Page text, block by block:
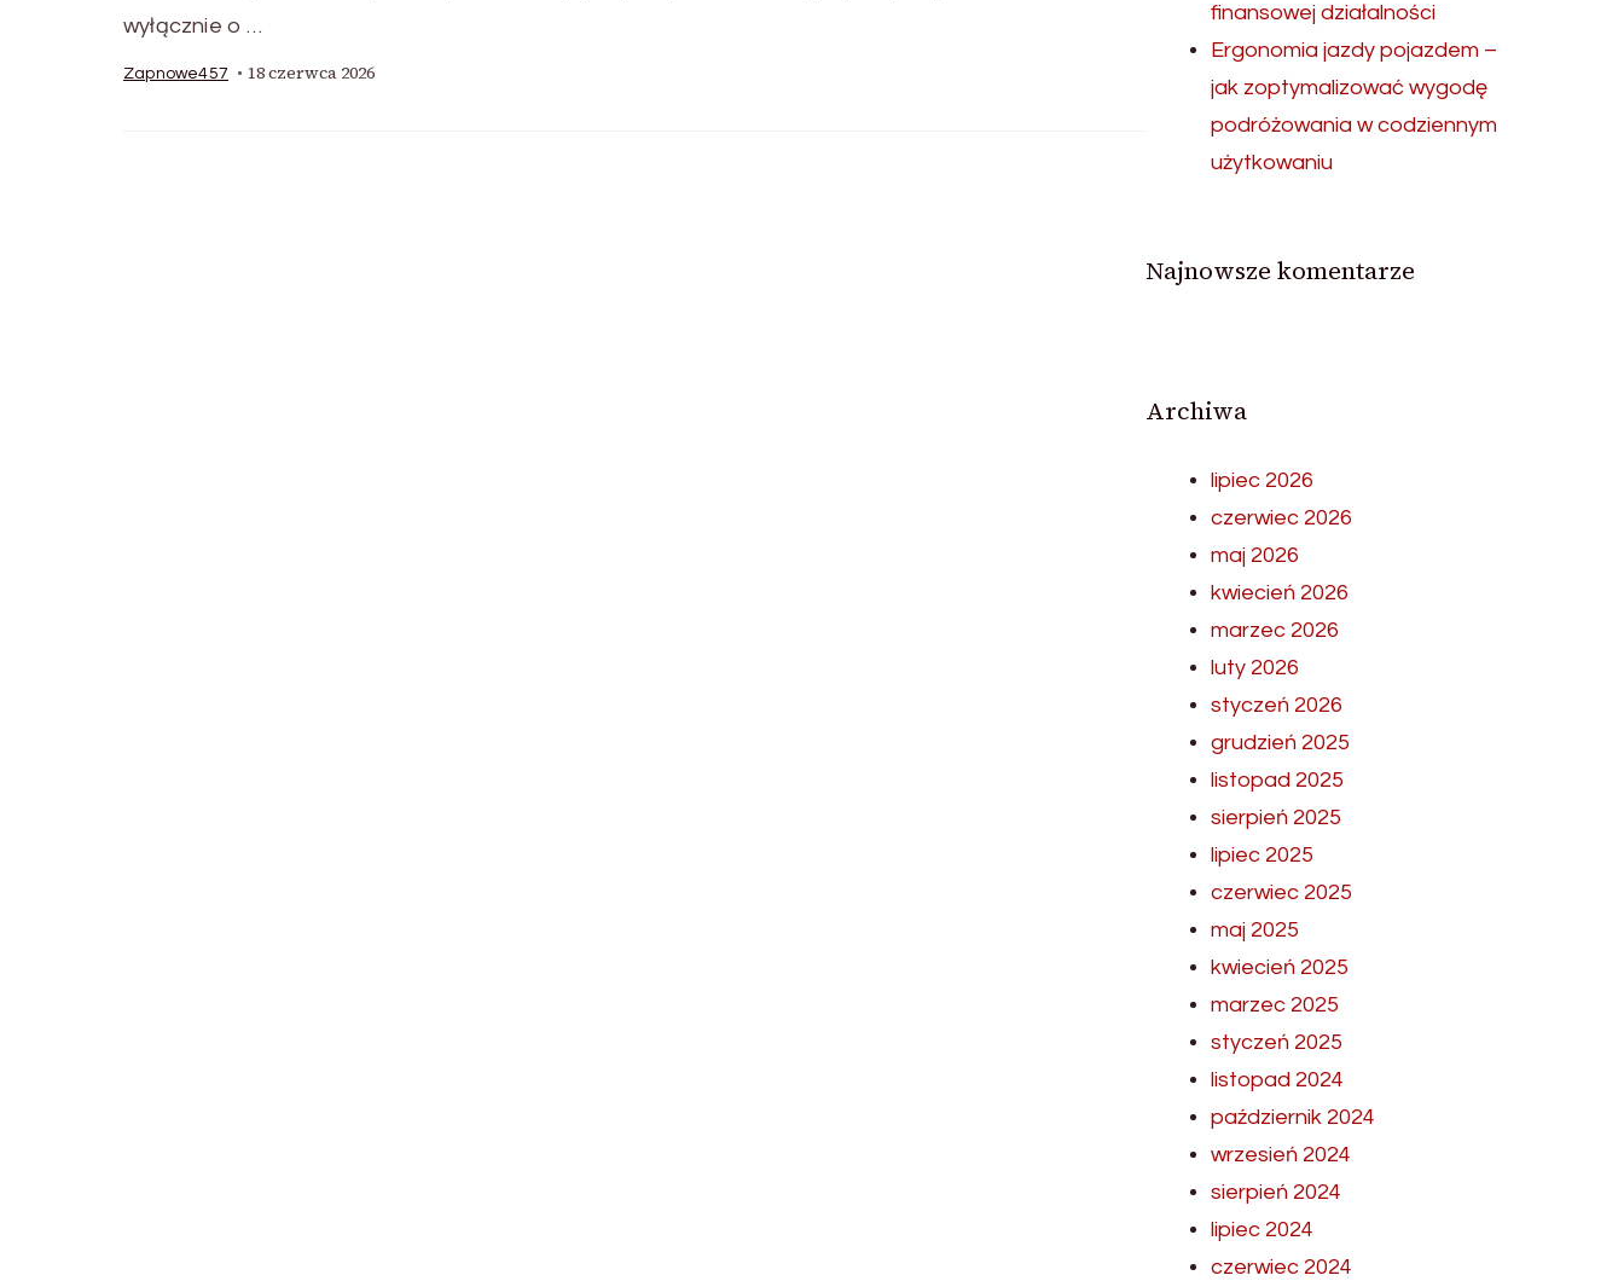
wyłącznie o …
Zapnowe457 18 czerwca 2026
finansowej działalności
Ergonomia jazdy pojazdem –
jak zoptymalizować wygodę
podróżowania w codziennym
użytkowaniu
Najnowsze komentarze
Archiwa
lipiec 2026
czerwiec 2026
maj 2026
kwiecień 2026
marzec 2026
luty 2026
styczeń 2026
grudzień 2025
listopad 2025
sierpień 2025
lipiec 2025
czerwiec 2025
maj 2025
kwiecień 2025
marzec 2025
styczeń 2025
listopad 2024
październik 2024
wrzesień 2024
sierpień 2024
lipiec 2024
czerwiec 2024